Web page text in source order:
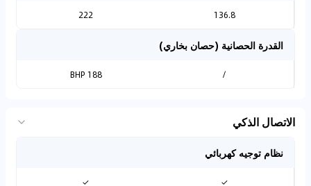
136.8
222
القدرة الحصانية (حصان بخاري)
/
188 BHP
الاتصال الذكي
نظام توجيه كهربائي
✓
✓